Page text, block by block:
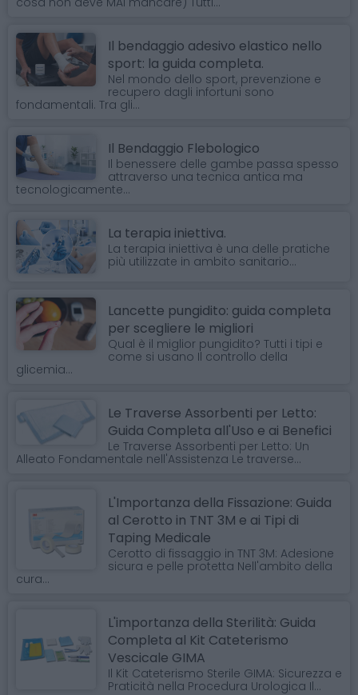
Il bendaggio adesivo elastico nello
sport: la guida completa.
Nel mondo dello sport, prevenzione e
recupero dagli infortuni sono
fondamentali. Tra gli...
Il Bendaggio Flebologico
Il benessere delle gambe passa spesso
attraverso una tecnica antica ma
tecnologicamente...
La terapia iniettiva.
La terapia iniettiva è una delle pratiche
più utilizzate in ambito sanitario...
Lancette pungidito: guida completa
per scegliere le migliori
Qual è il miglior pungidito? Tutti i tipi e
come si usano Il controllo della
glicemia...
Le Traverse Assorbenti per Letto:
Guida Completa all'Uso e ai Benefici
Le Traverse Assorbenti per Letto: Un
Alleato Fondamentale nell'Assistenza Le traverse...
L'Importanza della Fissazione: Guida
al Cerotto in TNT 3M e ai Tipi di
Taping Medicale
Cerotto di fissaggio in TNT 3M: Adesione
sicura e pelle protetta Nell'ambito della
cura...
L'importanza della Sterilità: Guida
Completa al Kit Cateterismo
Vescicale GIMA
Il Kit Cateterismo Sterile GIMA: Sicurezza e
Praticità nella Procedura Urologica Il...